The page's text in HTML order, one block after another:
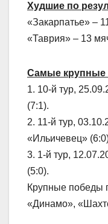
Худшие по
«Закарпатье» –
«Таврия» – 13
Самые крупные
1. 10-й тур,
(7:1).
2. 11-й тур,
«Ильичевец»
3. 1-й тур,
(5:0).
Крупные победы
«Динамо»,